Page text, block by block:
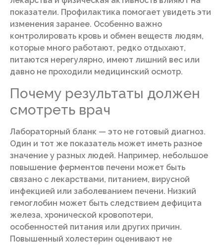
показатели. Профилактика помогает увидеть эти
изменения заранее. Особенно важно
контролировать кровь и обмен веществ людям,
которые много работают, редко отдыхают,
питаются нерегулярно, имеют лишний вес или
давно не проходили медицинский осмотр.
Почему результаты должен
смотреть врач
Лабораторный бланк — это не готовый диагноз.
Один и тот же показатель может иметь разное
значение у разных людей. Например, небольшое
повышение ферментов печени может быть
связано с лекарствами, питанием, вирусной
инфекцией или заболеванием печени. Низкий
гемоглобин может быть следствием дефицита
железа, хронической кровопотери,
особенностей питания или других причин.
Повышенный холестерин оценивают не